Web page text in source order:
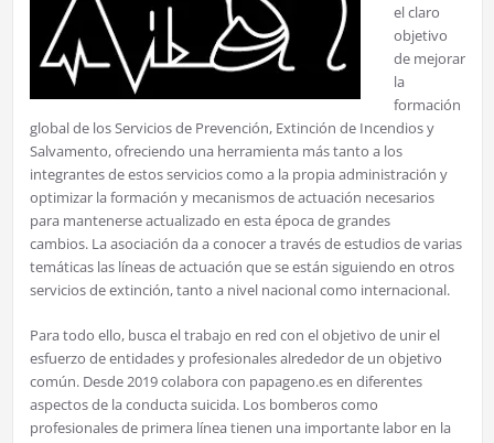
el claro
objetivo
de mejorar
la
formación
global de los Servicios de Prevención, Extinción de Incendios y
Salvamento, ofreciendo una herramienta más tanto a los
integrantes de estos servicios como a la propia administración y
optimizar la formación y mecanismos de actuación necesarios
para mantenerse actualizado en esta época de grandes
cambios. La asociación da a conocer a través de estudios de varias
temáticas las líneas de actuación que se están siguiendo en otros
servicios de extinción, tanto a nivel nacional como internacional.
Para todo ello, busca el trabajo en red con el objetivo de unir el
esfuerzo de entidades y profesionales alrededor de un objetivo
común. Desde 2019 colabora con papageno.es en diferentes
aspectos de la conducta suicida. Los bomberos como
profesionales de primera línea tienen una importante labor en la